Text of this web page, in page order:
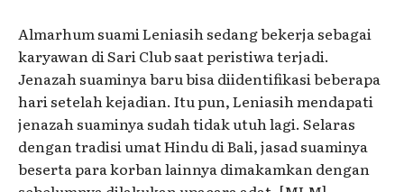
Almarhum suami Leniasih sedang bekerja sebagai
karyawan di Sari Club saat peristiwa terjadi.
Jenazah suaminya baru bisa diidentifikasi beberapa
hari setelah kejadian. Itu pun, Leniasih mendapati
jenazah suaminya sudah tidak utuh lagi. Selaras
dengan tradisi umat Hindu di Bali, jasad suaminya
beserta para korban lainnya dimakamkan dengan